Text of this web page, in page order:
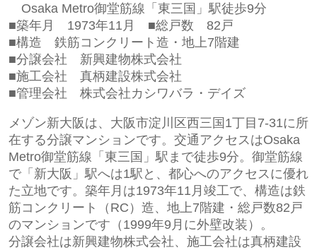
Osaka Metro御堂筋線「東三国」駅徒歩9分
■築年月 1973年11月 ■総戸数 82戸
■構造 鉄筋コンクリート造・地上7階建
■分譲会社 新興建物株式会社
■施工会社 真柄建設株式会社
■管理会社 株式会社カシワバラ・デイズ
メゾン新大阪は、大阪市淀川区西三国1丁目7-31に所
在する分譲マンションです。交通アクセスはOsaka
Metro御堂筋線「東三国」駅まで徒歩9分。御堂筋線
で「新大阪」駅へは1駅と、都心へのアクセスに優れ
た立地です。築年月は1973年11月竣工で、構造は鉄
筋コンクリート（RC）造、地上7階建・総戸数82戸
のマンションです（1999年9月に外壁改装）。
分譲会社は新興建物株式会社、施工会社は真柄建設